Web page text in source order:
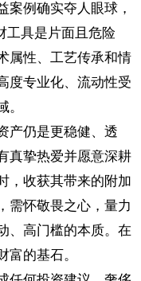
案例确实夺人眼球，
工具是片面且危险
属性、工艺传承和情
度专业化、流动性受
。
产仍是更稳健、透
真挚热爱并愿意深耕
，收获其带来的附加
需怀敬畏之心，量力
、高门槛的本质。在
富的基石。